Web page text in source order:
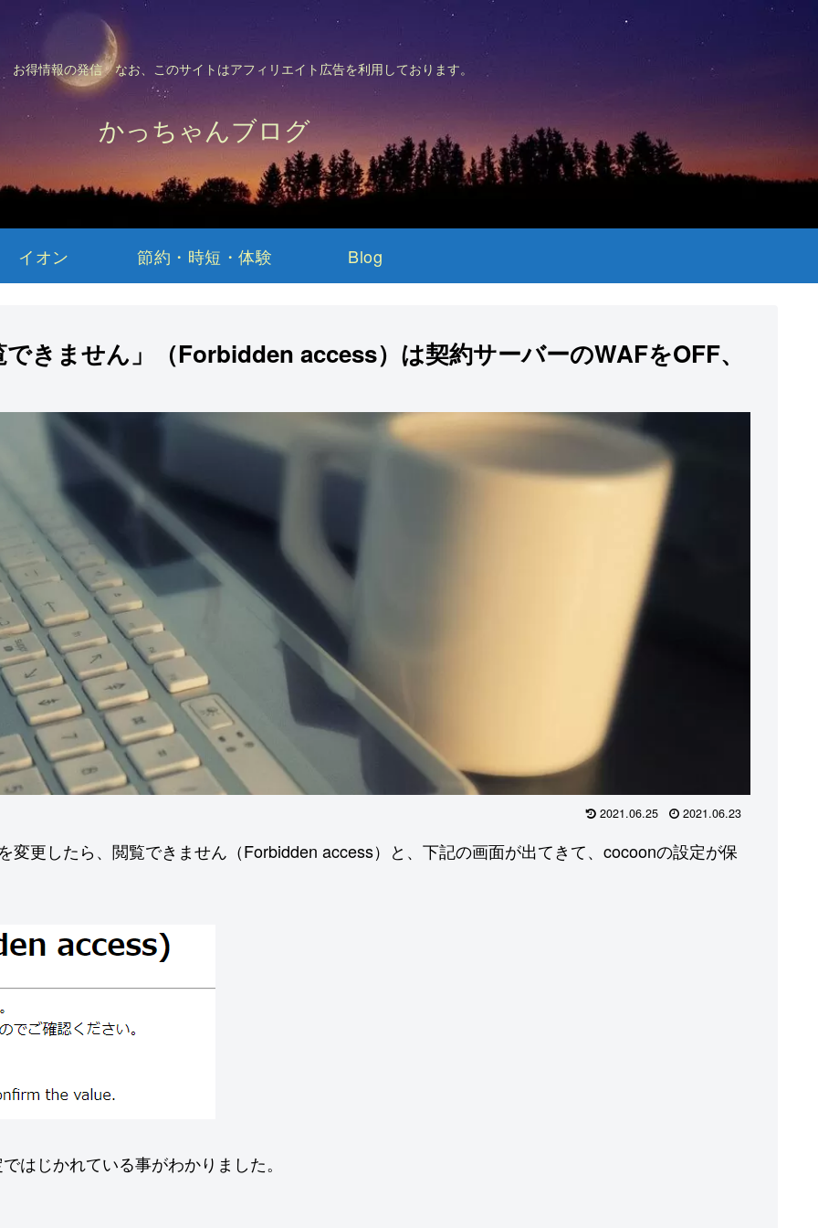
お得情報の発信 なお、このサイトはアフィリエイト広告を利用しております。
かっちゃんブログ
イオン 節約・時短・体験 Blog
きません」（Forbidden access）は契約サーバーのWAFをOFF、
2021.06.25 2021.06.23
変更したら、閲覧できません（Forbidden access）と、下記の画面が出てきて、cocoonの設定が保
はじかれている事がわかりました。